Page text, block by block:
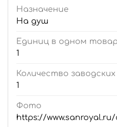
Назначение
На душ
Единиц в одном
1
Количество
1
Фото
https://